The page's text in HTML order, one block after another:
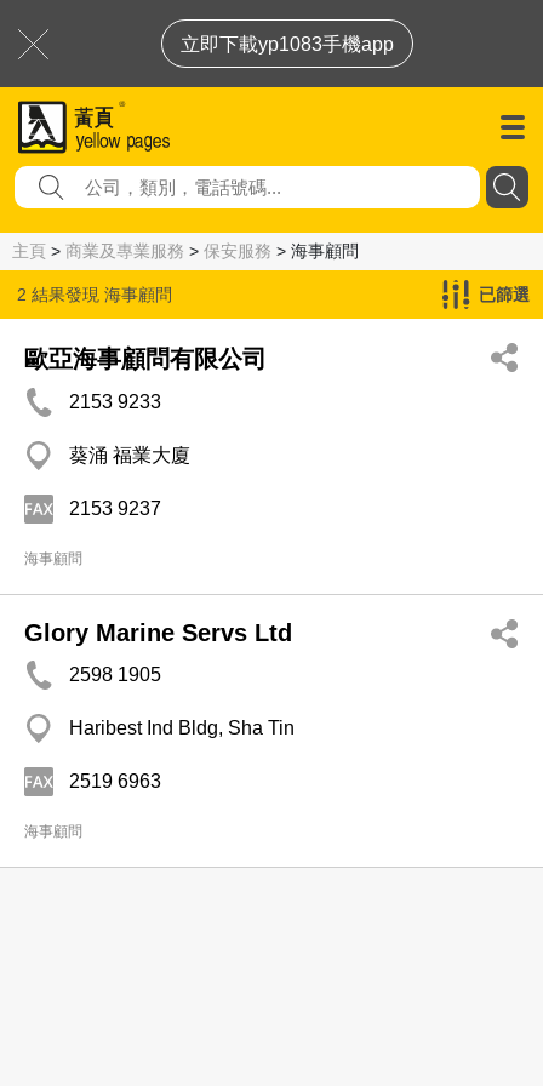
立即下載yp1083手機app
主頁 > 商業及專業服務 > 保安服務 > 海事顧問
2 結果發現 海事顧問 已篩選
歐亞海事顧問有限公司
2153 9233
葵涌 福業大廈
2153 9237
海事顧問
Glory Marine Servs Ltd
2598 1905
Haribest Ind Bldg, Sha Tin
2519 6963
海事顧問